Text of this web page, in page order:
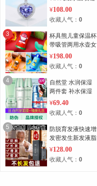
采用施华洛世奇元
素水晶吊坠
¥108.00
收藏人气： 0
3
杯具熊儿童保温杯
带吸管两用水壶女
童婴儿小学生男宝
宝幼儿园水杯 升
级316不锈钢 官方
正品 终身置换
¥198.00
收藏人气： 0
4
自然堂 水润保湿
两件套 补水保湿
套装
¥69.40
收藏人气： 0
5
防脱育发液快速增
发密发生新发液脂
溢性脱发头发增长
液男女
¥128.00
收藏人气： 0